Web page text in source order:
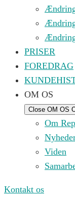
PRISER
FOREDRAG
OM OS
Close OM OS
Om
Viden
Kontakt os